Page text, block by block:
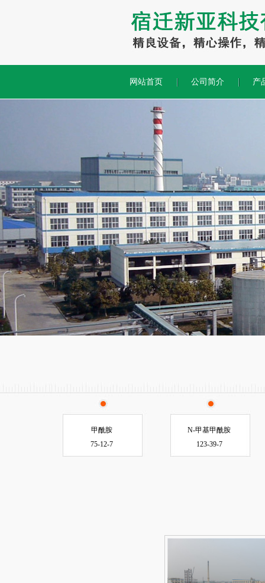
网站首页 公司简介 产
甲酰胺
75-12-7
N-甲基甲酰胺
123-39-7